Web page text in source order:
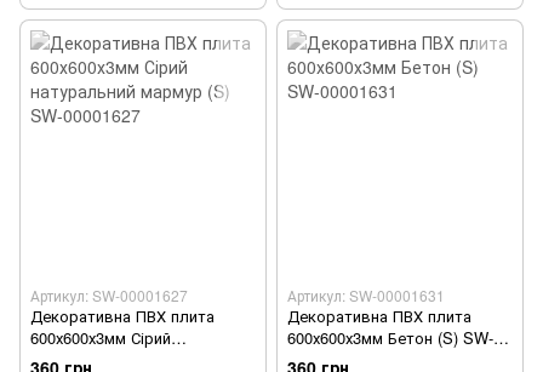
Артикул: SW-00001627
Декоративна ПВХ плита
600х600х3мм Сірий
натуральний мармур (S) SW-
Артикул: SW-00001631
Декоративна ПВХ плита
600х600х3мм Бетон (S) SW-
00001631